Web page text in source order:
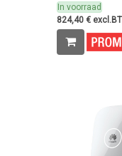
In voorraad
824,40 €